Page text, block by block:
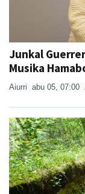
Junkal
Musika
Aiurri abu 05, 07:00